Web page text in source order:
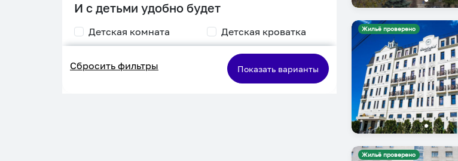
И с детьми удобно будет
Детская комната
кормления
Детская кроватка
Двухъярусная
кровать
Сбросить фильтры Показать варианты
Жильё проверено
Жильё проверено